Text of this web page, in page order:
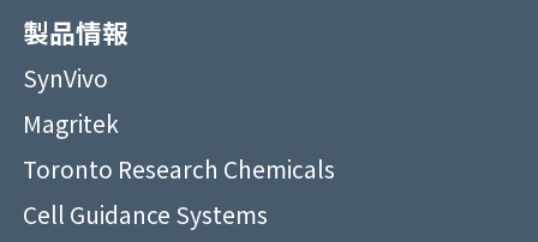
製品情報
SynVivo
Magritek
Toronto Research Chemicals
Cell Guidance Systems